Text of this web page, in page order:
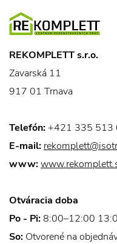
REKOMPLETT s.r.o.
Zavarská 11
917 01 Trnava
Telefón: +421 335 513
E-mail:
www:
Otváracia doba
Po - Pi:8:00–12:00
So: Otvorené na